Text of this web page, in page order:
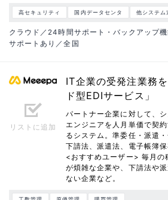
高セキュリティ 国内データセンタ 他システム
クラウド／24時間サポート・バックアップ
サポートあり／全国
リストに追加
IT企業の受発注業務
ド型EDIサービス」
パートナー企業に対して、
エンジニアを人月単価で契
るシステム。準委任・派遣
下請法、派遣法、電子帳簿保
<おすすめユーザー> 毎月の
が煩雑な企業や、下請法や
ない企業など。